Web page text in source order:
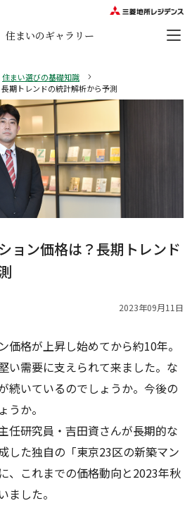
住まいのギャラリー
住まい選びの基礎知識
期トレンドの統計解析から予測
ョン価格は？長期トレンド
2023年09月11日
価格が上昇し始めてから約10年。
い需要に支えられて来ました。な
続いているのでしょうか。今後の
うか。
任研究員・吉田資さんが長期的な
した独自の「東京23区の新築マン
、これまでの価格動向と2023年秋
ました。